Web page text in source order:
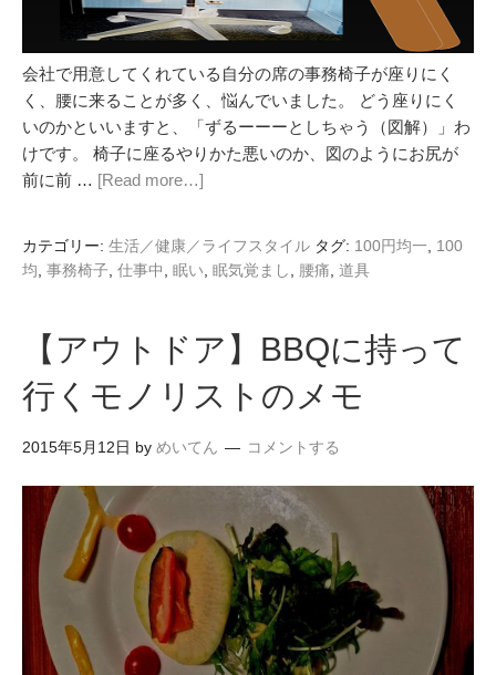
会社で用意してくれている自分の席の事務椅子が座りにく
く、腰に来ることが多く、悩んでいました。 どう座りにく
いのかといいますと、「ずるーーーとしちゃう（図解）」わ
けです。 椅子に座るやりかた悪いのか、図のようにお尻が
前に前 … [Read more…]
カテゴリー: 生活／健康／ライフスタイル タグ: 100円均一
100
均 事務椅子 仕事中 眠い 眠気覚まし 腰痛 道具
【アウトドア】BBQに持って
行くモノリストのメモ
2015年5月12日 by めいてん コメントする